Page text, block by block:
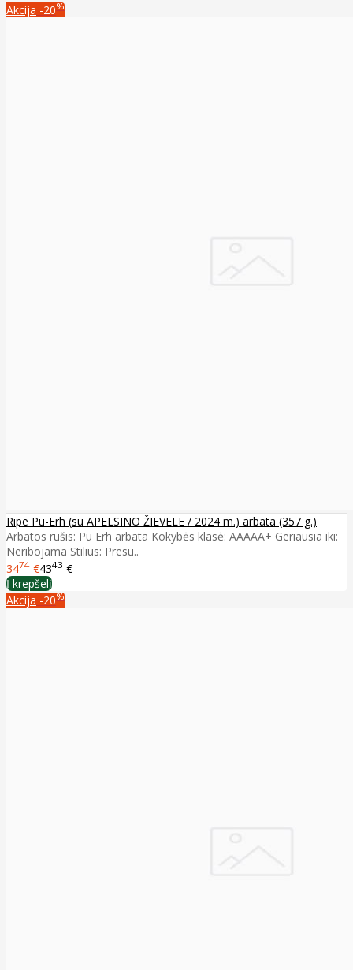
Akcija -20%
Ripe Pu-Erh (su APELSINO ŽIEVELE / 2024 m.) arbata (357 g.)
Arbatos rūšis: Pu Erh arbata Kokybės klasė: AAAAA+ Geriausia iki:
Neribojama Stilius: Presu..
3474 €4343 €
Į krepšelį
Akcija -20%